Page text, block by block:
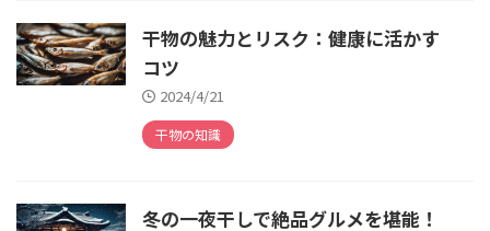
干物の魅力とリスク：健康に活かす
コツ
2024/4/21
干物の知識
冬の一夜干しで絶品グルメを堪能！